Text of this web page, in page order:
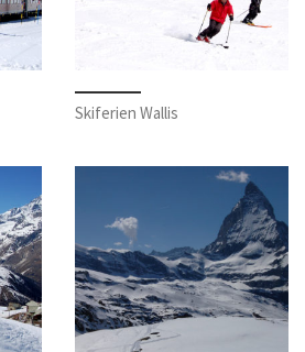
Skiferien Wallis